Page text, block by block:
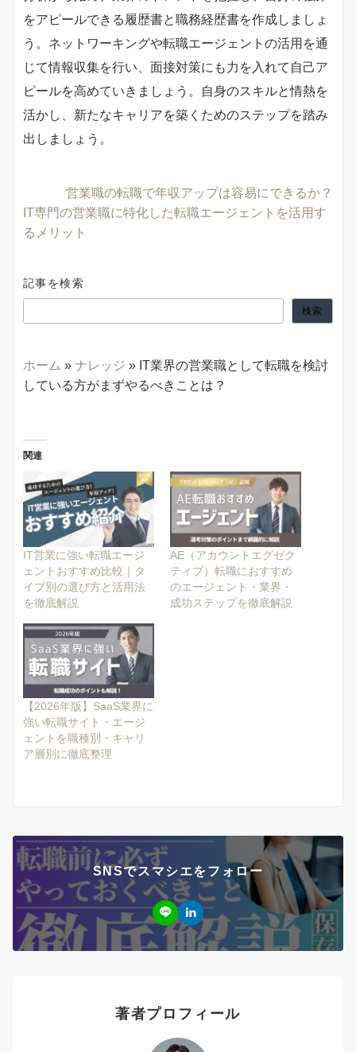
をアピールできる履歴書と職務経歴書を作成しましょ
う。ネットワーキングや転職エージェントの活用を通
じて情報収集を行い、面接対策にも力を入れて自己ア
ピールを高めていきましょう。自身のスキルと情熱を
活かし、新たなキャリアを築くためのステップを踏み
出しましょう。
営業職の転職で年収アップは容易にできるか？
IT専門の営業職に特化した転職エージェントを活用す
るメリット
記事を検索
検索
ホーム » ナレッジ » IT業界の営業職として転職を検討
している方がまずやるべきことは？
関連
IT営業に強い転職エージ
ェントおすすめ比較｜タ
イプ別の選び方と活用法
を徹底解説
AE（アカウントエグゼク
ティブ）転職におすすめ
のエージェント・業界・
成功ステップを徹底解説
【2026年版】SaaS業界に
強い転職サイト・エージ
ェントを職種別・キャリ
ア層別に徹底整理
SNSでスマシエをフォロー
著者プロフィール